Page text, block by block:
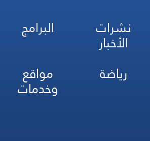
نشرات
الأخبار
البرامج
رياضة مواقع
وخدمات